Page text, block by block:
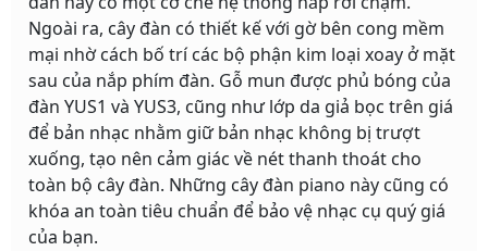
Ngoài ra, cây đàn có thiết kế với gờ bên cong mềm
mại nhờ cách bố trí các bộ phận kim loại xoay ở mặt
sau của nắp phím đàn. Gỗ mun được phủ bóng của
đàn YUS1 và YUS3, cũng như lớp da giả bọc trên giá
để bản nhạc nhằm giữ bản nhạc không bị trượt
xuống, tạo nên cảm giác về nét thanh thoát cho
toàn bộ cây đàn. Những cây đàn piano này cũng có
khóa an toàn tiêu chuẩn để bảo vệ nhạc cụ quý giá
của bạn.